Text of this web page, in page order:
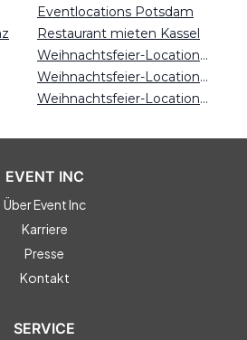
Eventlocations Potsdam
Restaurant mieten Kassel
Weihnachtsfeier-Locations Freiburg
Weihnachtsfeier-Locations Hamburg
Weihnachtsfeier-Locations Kassel
EVENT INC
Über Event Inc
Karriere
Presse
Kontakt
SERVICE